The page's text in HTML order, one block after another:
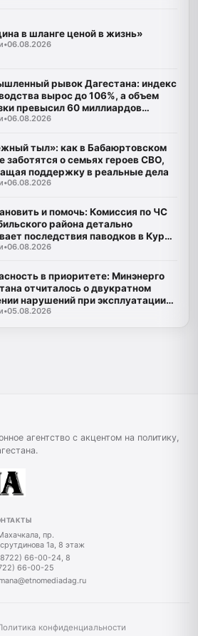
в шланге ценой в жизнь»
•06.08.2026
рывок Дагестана: индекс
вырос до 106%, а объем
превысил 60 миллиардов
•06.08.2026
тыл»: как в Бабаюртовском
заботятся о семьях героев СВО,
поддержку в реальные дела
•06.08.2026
и помочь: Комиссия по ЧС
района детально
последствия паводков в Курми
•06.08.2026
в приоритете: Минэнерго
отчиталось о двукратном
нарушений при эксплуатации
•05.08.2026
агентство с акцентом на политику,
пр.
1а, 8 этаж
66-00-24, 8
66-00-25
конфиденциальности